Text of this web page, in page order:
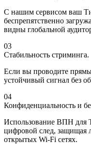
С нашим сервисом ваш
беспрепятственно
видны глобальной
03
Стабильность стриминга.
Если вы проводите
устойчивый сигнал без
04
Конфиденциальность и
Использование ВПН для
цифровой след, защищая
открытых Wi-Fi сетях.